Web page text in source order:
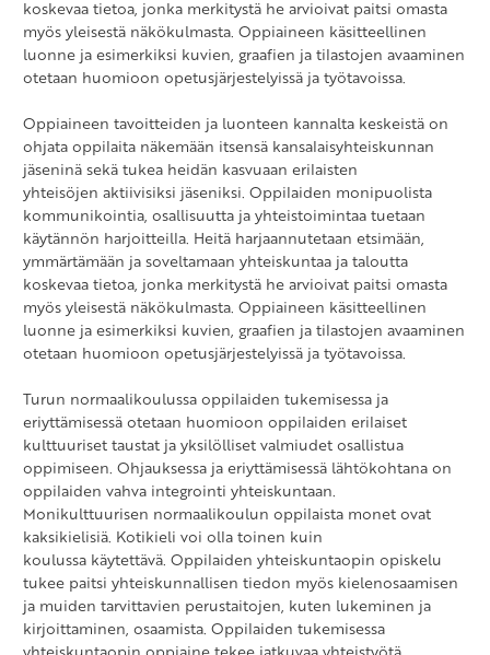
koskevaa tietoa, jonka merkitystä he arvioivat paitsi omasta
myös yleisestä näkökulmasta. Oppiaineen käsitteellinen
luonne ja esimerkiksi kuvien, graafien ja tilastojen avaaminen
otetaan huomioon opetusjärjestelyissä ja työtavoissa.
Oppiaineen tavoitteiden ja luonteen kannalta keskeistä on
ohjata oppilaita näkemään itsensä kansalaisyhteiskunnan
jäseninä sekä tukea heidän kasvuaan erilaisten
yhteisöjen aktiivisiksi jäseniksi. Oppilaiden monipuolista
kommunikointia, osallisuutta ja yhteistoimintaa tuetaan
käytännön harjoitteilla. Heitä harjaannutetaan etsimään,
ymmärtämään ja soveltamaan yhteiskuntaa ja taloutta
koskevaa tietoa, jonka merkitystä he arvioivat paitsi omasta
myös yleisestä näkökulmasta. Oppiaineen käsitteellinen
luonne ja esimerkiksi kuvien, graafien ja tilastojen avaaminen
otetaan huomioon opetusjärjestelyissä ja työtavoissa.
Turun normaalikoulussa oppilaiden tukemisessa ja
eriyttämisessä otetaan huomioon oppilaiden erilaiset
kulttuuriset taustat ja yksilölliset valmiudet osallistua
oppimiseen. Ohjauksessa ja eriyttämisessä lähtökohtana on
oppilaiden vahva integrointi yhteiskuntaan.
Monikulttuurisen normaalikoulun oppilaista monet ovat
kaksikielisiä. Kotikieli voi olla toinen kuin
koulussa käytettävä. Oppilaiden yhteiskuntaopin opiskelu
tukee paitsi yhteiskunnallisen tiedon myös kielenosaamisen
ja muiden tarvittavien perustaitojen, kuten lukeminen ja
kirjoittaminen, osaamista. Oppilaiden tukemisessa